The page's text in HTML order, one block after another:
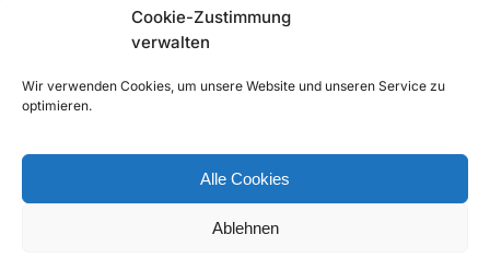
Cookie-Zustimmung
verwalten
Wir verwenden Cookies, um unsere Website und unseren Service zu
optimieren.
Alle Cookies
Ablehnen
Werben / Mediadaten
Service